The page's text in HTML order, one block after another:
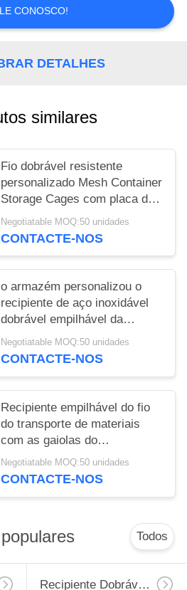
CONOSCO!
DETALHES
similares
Fio dobrável resistente
personalizado Mesh Container
Storage Cages com placa de
nome
Negotiatable MOQ:50 unidades
CONTACTE-NOS
o armazém personalizou o
recipiente de aço inoxidável
dobrável empilhável da
gaiola/rede de arame
Negotiatable MOQ:50 unidades
CONTACTE-NOS
Recipiente empilhável do fio
do transporte de materiais
com as gaiolas do
armazenamento do armazém
dos rodízios
Negotiatable MOQ:50 unidades
CONTACTE-NOS
Todos
Recipiente Dobrável Do Fio